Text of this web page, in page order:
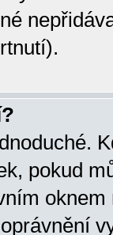
pokud
oknem